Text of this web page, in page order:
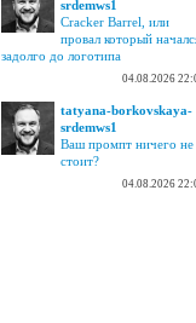
srdemws1
Cracker Barrel, или
провал который
задолго до логотипа
04.08.2026
tatyana-borkovskaya-
srdemws1
Ваш промпт ничего не
стоит?
04.08.2026